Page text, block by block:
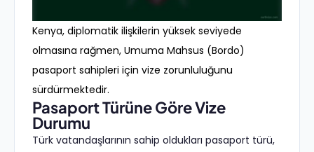
Kenya, diplomatik ilişkilerin yüksek seviyede
olmasına rağmen, Umuma Mahsus (Bordo)
pasaport sahipleri için vize zorunluluğunu
sürdürmektedir.
Pasaport Türüne Göre Vize
Durumu
Türk vatandaşlarının sahip oldukları pasaport türü,